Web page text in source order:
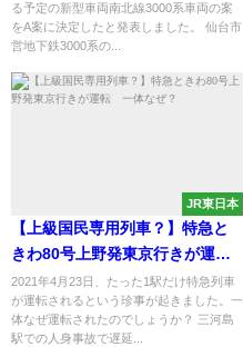
る予定の新型車両南北線3000系車両の案
をA案に決定したと発表しました。 仙台市
営地下鉄3000系の...
JR東日本
【上級国民専用列車？】特急と
きわ80号上野発東京行きが運
転 一体なぜ？
2021年4月23日、たった1駅だけ特急列車
が運転されるという珍事が起きました。一
体なぜ運転されたのでしょうか？ 三河島
駅での人身事故で遅延...